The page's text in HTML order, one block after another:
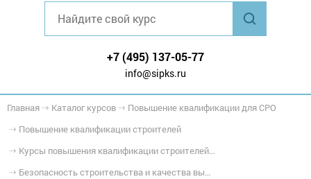
+7 (495) 137-05-77
info@sipks.ru
Главная Каталог курсов
Повышение квалификации для СРО
Повышение квалификации строителей
Курсы повышения квалификации строителей для СРО (НОСТРОЙ)
Безопасность строительства и качества выполнения монтажных и пусконаладочных работ на объектах нефтегазового и химического комплекса, в том числе на особо опасных, технически сложных и уникальных объектах